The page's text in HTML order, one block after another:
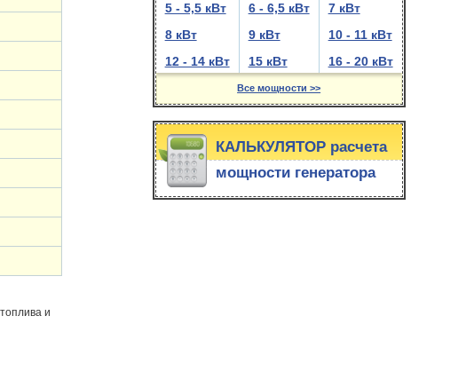
и
5 - 5,5 кВт
6 - 6,5 кВт
7 кВт
8 кВт
9 кВт
10 - 11 кВт
12 - 14 кВт
15 кВт 16 - 20 кВт
Все мощности >>
КАЛЬКУЛЯТОР расчета
мощности генератора